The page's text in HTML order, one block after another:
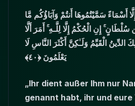
أَسْمَاءً سَمَّيْتُمُوهَا أَنتُمْ وَآبَاؤُكُم مَّا
سُلْطَانٍ ۚ إِنِ الْحُكْمُ إِلَّا لِلَّـهِ ۚ أَمَرَ أَلَّا
الدِّينُ الْقَيِّمُ وَلَـٰكِنَّ أَكْثَرَ النَّاسِ لَا
يَعْلَمُونَ ﴿٤٠﴾
„Ihr dient außer Ihm nur
genannt habt, ihr und